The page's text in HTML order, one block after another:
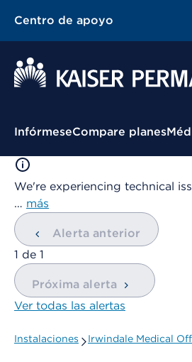
Centro de apoyo
Menú contextual
InfórmeseCompare planes
We're experiencing technical
… más
Alerta anterior
mostrando
1 de 1
Próxima alerta
Ver todas las alertas
Instalaciones Irwindale Medical